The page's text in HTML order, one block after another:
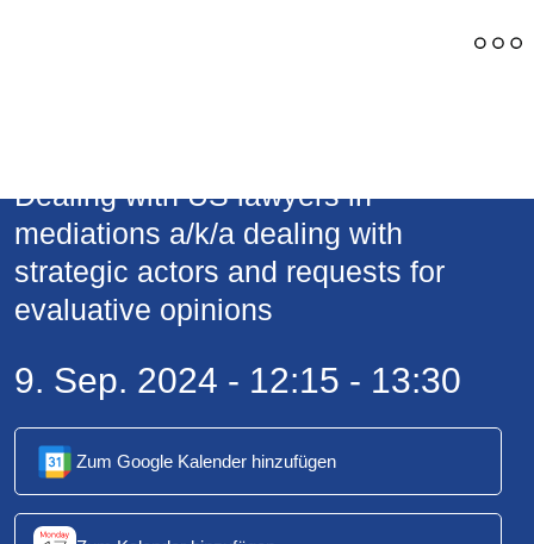
Dealing with US lawyers in
mediations a/k/a dealing with
strategic actors and requests for
evaluative opinions
9. Sep. 2024 - 12:15 - 13:30
Zum Google Kalender hinzufügen